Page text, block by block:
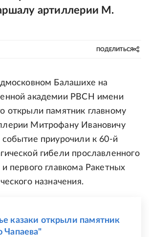
артиллерии М.
ПОДЕЛИТЬСЯ
Балашихе на
академии РВСН имени
открыли памятник главному
Митрофану Ивановичу
приурочили к 60-й
гибели прославленного
и первого главкома Ракетных
назначения.
казаки открыли памятник
Чапаева"